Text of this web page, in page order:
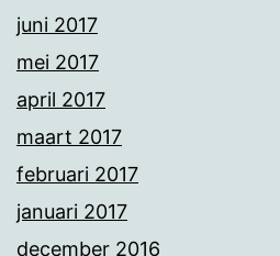
juni 2017
mei 2017
april 2017
maart 2017
februari 2017
januari 2017
december 2016